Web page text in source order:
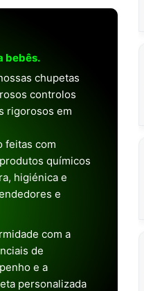
bebês.
chupetas
controlos
rigorosos em
feitas com
químicos
higiénica e
e
com a
de
e a
personalizada